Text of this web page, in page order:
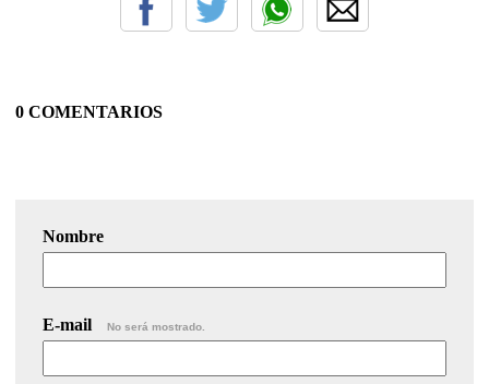
0 COMENTARIOS
Nombre
E-mail No será mostrado.